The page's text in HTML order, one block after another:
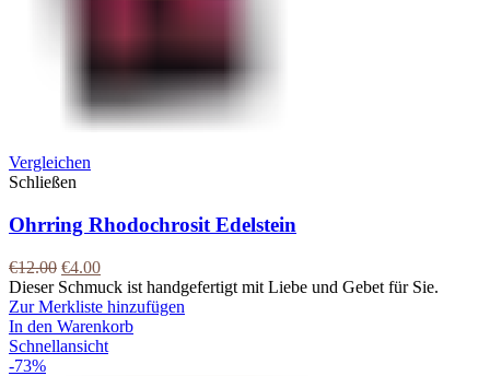
Vergleichen
Schließen
Ohrring Rhodochrosit Edelstein
€12.00 €4.00
Dieser Schmuck ist handgefertigt mit Liebe und Gebet für Sie.
Zur Merkliste hinzufügen
In den Warenkorb
Schnellansicht
-73%